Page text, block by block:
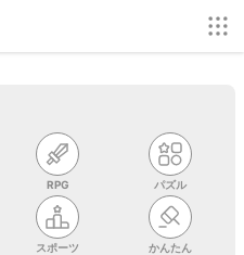
RPG パズル
スポーツ かんたん